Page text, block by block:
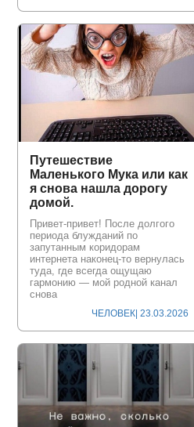
Путешествие
Маленького Мука или как
я снова нашла дорогу
домой.
Привет-привет! После долгого
периода блужданий по
запутанным коридорам
интернета наконец-то вернулась
туда, где всегда ощущаю
гармонию — мой родной канал
снова
ЧЕЛОВЕК| 23.03.2026